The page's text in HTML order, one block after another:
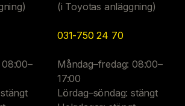
(i Toyotas anläggning)
031-750 24 70
Måndag–fredag: 08:00–
17:00
Lördag–söndag: stängt